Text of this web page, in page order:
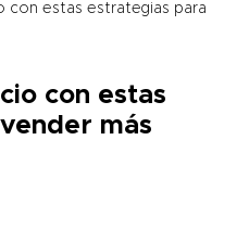
con estas estrategias para
con estas
más